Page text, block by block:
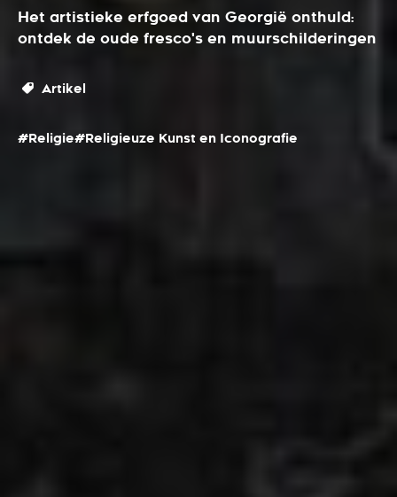
Het artistieke erfgoed van Georgië onthuld:
ontdek de oude fresco's en muurschilderingen
Artikel
#Religie#Religieuze Kunst en Iconografie